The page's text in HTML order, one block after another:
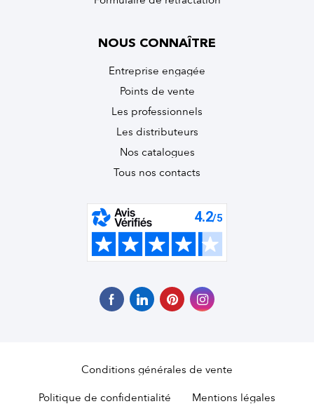
NOUS CONNAÎTRE
Entreprise engagée
Points de vente
Les professionnels
Les distributeurs
Nos catalogues
Tous nos contacts
Conditions générales de vente
Politique de confidentialité Mentions légales